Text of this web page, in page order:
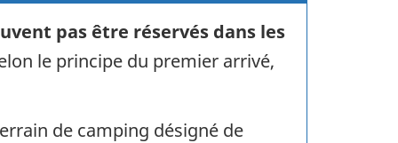
pas être réservés dans les
le principe du premier arrivé,
de camping désigné de